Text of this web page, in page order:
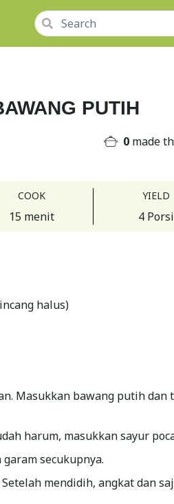
PUTIH
0 made
COOK
15 menit
YIELD
4 Porsi
halus)
Masukkan bawang putih dan
harum, masukkan sayur
secukupnya.
mendidih, angkat dan